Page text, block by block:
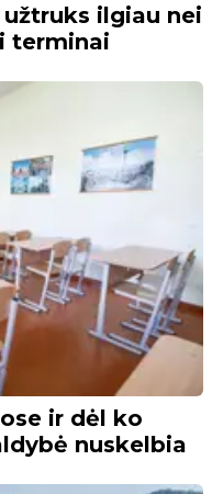
ilgiau nei
terminai
ir dėl ko
nuskelbia